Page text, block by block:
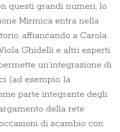
questi grandi numeri, lo
Mirmica entra nella
affiancando a Carola
Ghidelli e altri esperti
un’integrazione di
(ad esempio, la
parte integrante degli
della rete
di scambio con